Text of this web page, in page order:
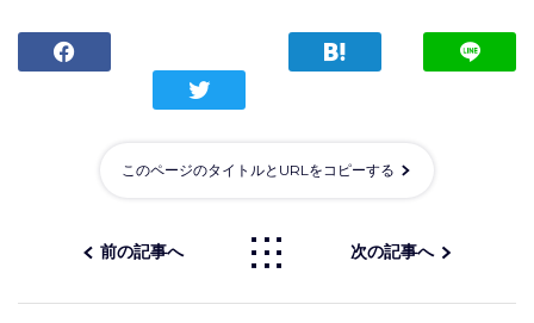
このページのタイトルとURLをコピーする
前の記事へ 次の記事へ